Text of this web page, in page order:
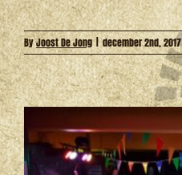
ByJoost De Jong | december 2nd, 2017